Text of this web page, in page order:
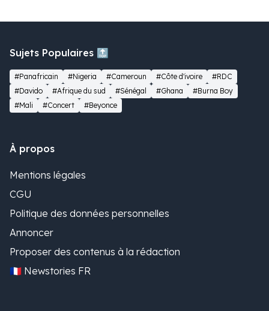
Sujets Populaires 🔝
#Panafricain #Nigeria #Cameroun #Côte d'ivoire
#RDC
#Davido
#Afrique du sud #Sénégal #Ghana
#Burna Boy
#Mali
#Concert #Beyonce
À propos
Mentions légales
CGU
Politique des données personnelles
Annoncer
Proposer des contenus à la rédaction
🇫🇷 Newstories FR